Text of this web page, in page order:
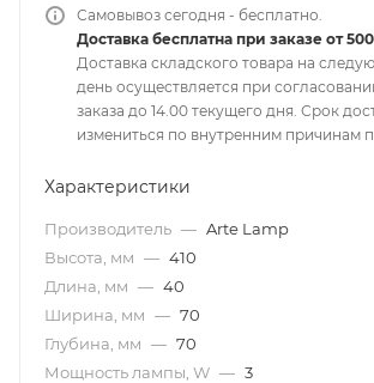
Самовывоз сегодня - бесплатно.
Доставка бесплатна при заказе от
Доставка складского товара на
день осуществляется при
заказа до 14.00 текущего дня. Срок
измениться по внутренним причинам
Характеристики
Производитель — Arte Lamp
Высота, мм — 410
Длина, мм — 40
Ширина, мм — 70
Глубина, мм — 70
Мощность лампы, W — 3